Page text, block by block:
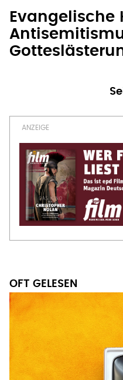
Seite nächste